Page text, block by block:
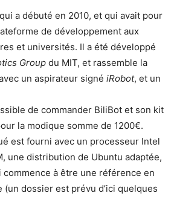
a débuté en 2010, et qui avait pour
de développement aux
et universités. Il a été développé
Group du MIT, et rassemble la
un aspirateur signé iRobot, et un
de commander BiliBot et son kit
la modique somme de 1200€.
est fourni avec un processeur Intel
une distribution de Ubuntu adaptée,
commence à être une référence en
dossier est prévu d’ici quelques